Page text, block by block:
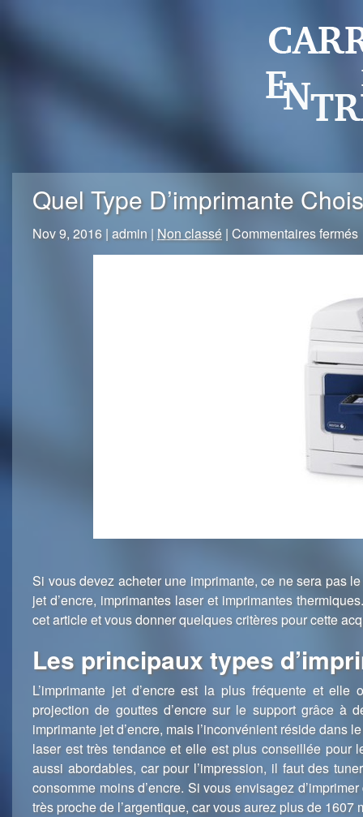
Quel Type D’imprimante
Nov 9, 2016 | admin | Non classé | Commentaires fermés
Si vous devez acheter une imprimante, ce ne sera pas
jet d’encre, imprimantes laser et imprimantes
cet article et vous donner quelques critères pour cette
Les principaux types
L’imprimante jet d’encre est la plus fréquente et
projection de gouttes d’encre sur le support grâce à
imprimante jet d’encre, mais l’inconvénient réside dans
laser est très tendance et elle est plus conseillée pour
aussi abordables, car pour l’impression, il faut des
consomme moins d’encre. Si vous envisagez
très proche de l’argentique, car vous aurez plus de